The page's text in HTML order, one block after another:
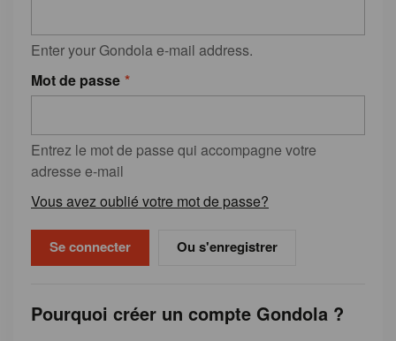
Enter your Gondola e-mail address.
Mot de passe
Entrez le mot de passe qui accompagne votre
adresse e-mail
Vous avez oublié votre mot de passe?
Ou s'enregistrer
Pourquoi créer un compte Gondola ?